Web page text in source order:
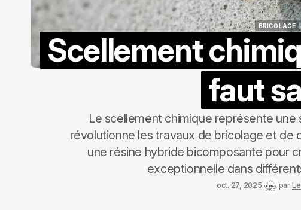
BRICOLAGE
Scellement
faut
Le scellement chimique représente
révolutionne les travaux de bricolage et de
une résine hybride bicomposante pour
exceptionnelle dans
oct. 27, 2025 par